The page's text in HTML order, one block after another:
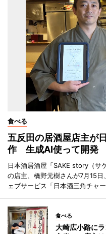
食べる
五反田の居酒屋店主が
作 生成AI使って開発
日本酒居酒屋「SAKE story（サ
の店主、橋野元樹さんが7月15
ェブサービス「日本酒三角チャ
食べる
大崎広小路に